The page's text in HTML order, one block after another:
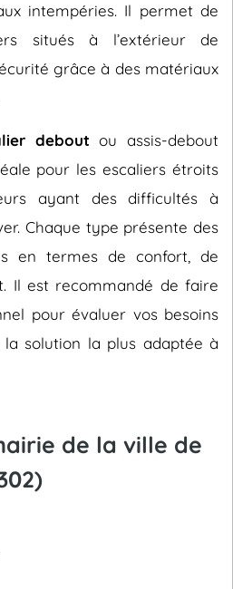
intempéries. Il permet de
situés à l’extérieur de
grâce à des matériaux
debout ou assis-debout
pour les escaliers étroits
ayant des difficultés à
Chaque type présente des
en termes de confort, de
Il est recommandé de faire
pour évaluer vos besoins
solution la plus adaptée à
de la ville de